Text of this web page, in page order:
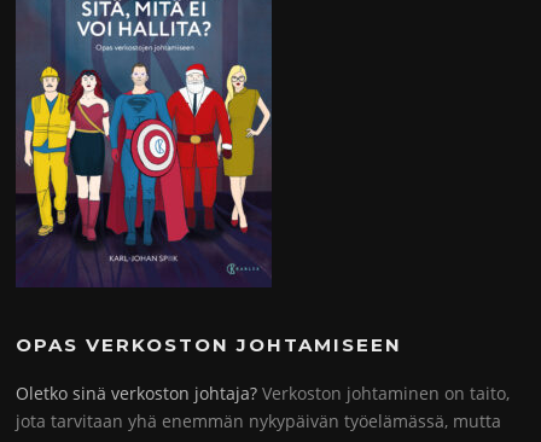
OPAS VERKOSTON JOHTAMISEEN
Oletko sinä verkoston johtaja? Verkoston johtaminen on taito,
jota tarvitaan yhä enemmän nykypäivän työelämässä, mutta